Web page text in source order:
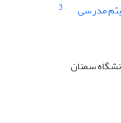
مدرسی
3
سمنان